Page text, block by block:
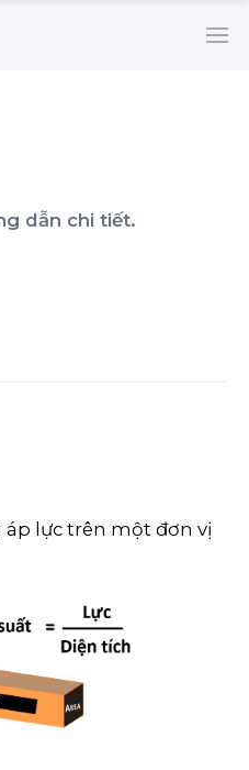
dẫn chi tiết.
lực trên một đơn vị